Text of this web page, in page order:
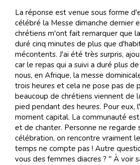
La réponse est venue sous forme
célébré la Messe dimanche dernier
chrétiens m'ont fait remarquer que
duré cinq minutes de plus que
mécontents. J'ai été très surpris,
car le repas qui a suivi a duré plus
nous, en Afrique, la messe
trois heures et cela ne pose pas de
beaucoup de chrétiens viennent de
pied pendant des heures. Pour eux,
moment capital. La communauté
et de chanter. Personne ne regarde
célébration, on rencontre vraiment
temps ne compte pas ! Autre
vous des femmes diacres ? " À voir